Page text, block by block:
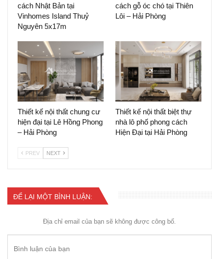
cách Nhật Bản tại
Vinhomes Island Thuỷ
Nguyên 5x17m
cách gỗ óc chó tại Thiên
Lôi – Hải Phòng
Thiết kế nội thất chung cư
hiện đại tại Lê Hồng Phong
– Hải Phòng
Thiết kế nội thất biệt thự
nhà lô phố phong cách
Hiện Đại tại Hải Phòng
PREV NEXT
ĐỂ LẠI MỘT BÌNH LUẬN:
Địa chỉ email của bạn sẽ không được công bố.